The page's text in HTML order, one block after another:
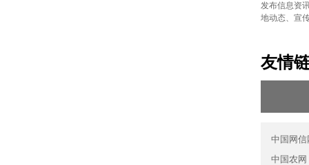
发布信息资
地动态、宣
友情
中国网信
中国农网